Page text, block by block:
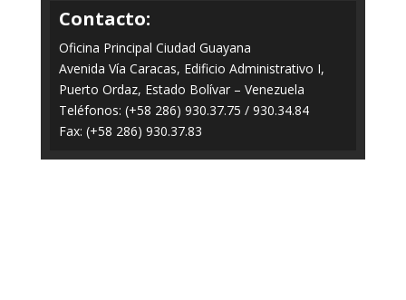
Contacto:
Oficina Principal Ciudad Guayana
Avenida Vía Caracas, Edificio Administrativo I,
Puerto Ordaz, Estado Bolívar – Venezuela
Teléfonos: (+58 286) 930.37.75 / 930.34.84
Fax: (+58 286) 930.37.83